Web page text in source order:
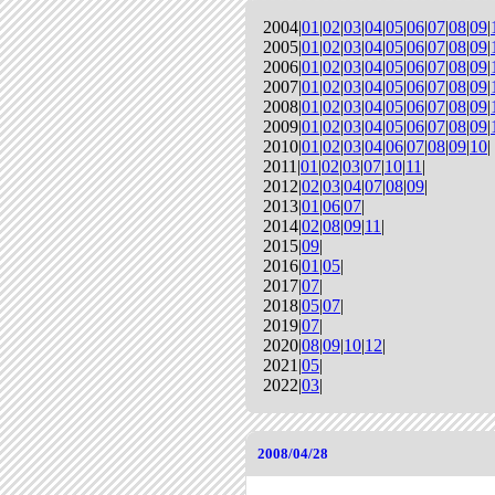
2004|01 |02|03|04|05|06|07|08|09|
2005|01 |02|03|04|05|06|07|08|09|
2006|01 |02|03|04|05|06|07|08|09|
2007|01 |02|03|04|05|06|07|08|09|
2008|01 |02|03|04|05|06|07|08|09|
2009|01 |02|03|04|05|06|07|08|09|
2010|01 |02|03|04|06|07|08|09|10|
2011|01 |02|03|07|10|11 |
2012|02|03|04|07|08|09|
2013|01 |06|07|
2014|02|08|09|11 |
2015|09|
2016|01 |05|
2017|07|
2018|05|07|
2019|07|
2020|08|09|10|12|
2021|05|
2022|03|
2008/04/28